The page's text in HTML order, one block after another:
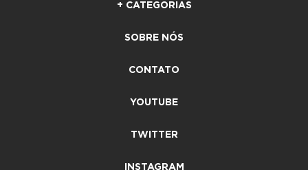
+ CATEGORIAS
SOBRE NÓS
CONTATO
YOUTUBE
TWITTER
INSTAGRAM